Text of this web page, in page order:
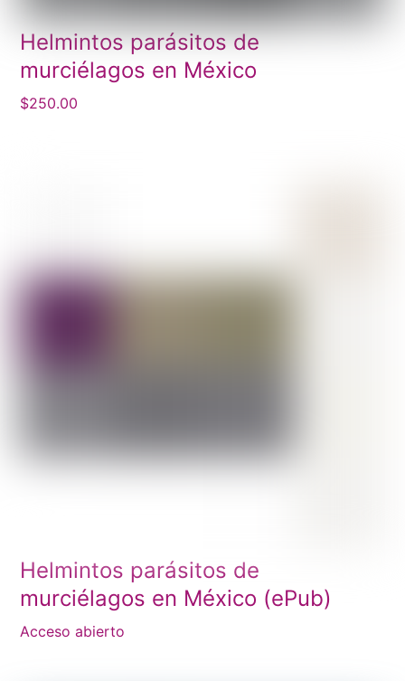
Helmintos parásitos de
murciélagos en México
$250.00
Helmintos parásitos de
murciélagos en México (ePub)
Acceso abierto